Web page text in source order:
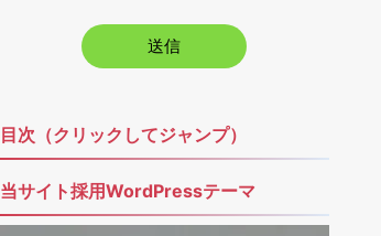
目次（クリックしてジャンプ）
当サイト採用WordPressテーマ